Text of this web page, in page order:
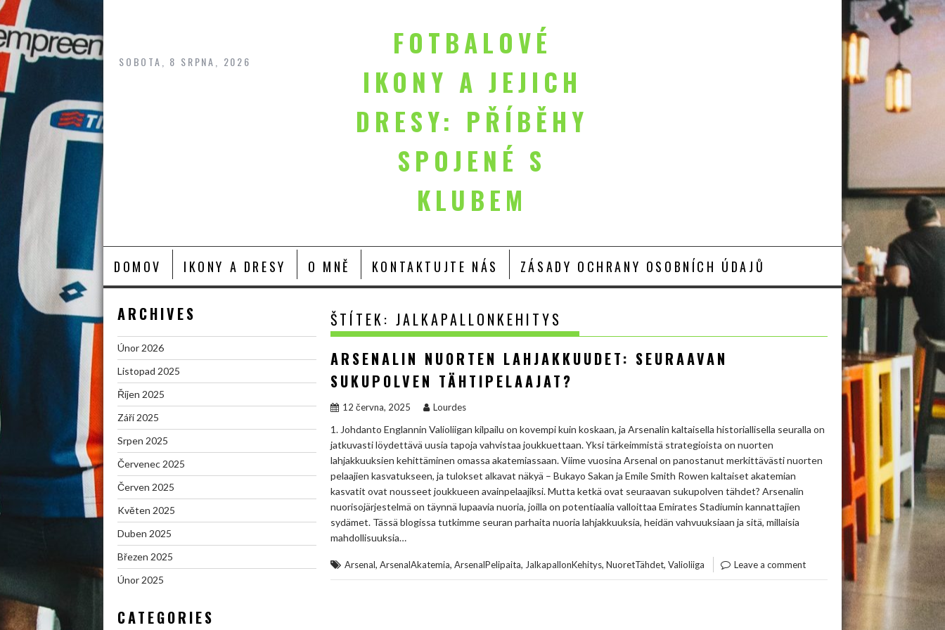
content
SOBOTA, 8 SRPNA, 2026
FOTBALOVÉ
IKONY A JEJICH
DRESY: PŘÍBĚHY
SPOJENÉ S
KLUBEM
DOMOV IKONY A DRESY O MNĚ KONTAKTUJTE NÁS ZÁSADY OCHRANY OSOBNÍCH ÚDAJŮ
ŠTÍTEK: JALKAPALLONKEHITYS
ARSENALIN NUORTEN LAHJAKKUUDET: SEURAAVAN
SUKUPOLVEN TÄHTIPELAAJAT?
12 června, 2025 Lourdes
1. Johdanto Englannin Valioliigan kilpailu on kovempi kuin koskaan, ja Arsenalin kaltaisella historiallisella seuralla on
jatkuvasti löydettävä uusia tapoja vahvistaa joukkuettaan. Yksi tärkeimmistä strategioista on nuorten
lahjakkuuksien kehittäminen omassa akatemiassaan. Viime vuosina Arsenal on panostanut merkittävästi nuorten
pelaajien kasvatukseen, ja tulokset alkavat näkyä – Bukayo Sakan ja Emile Smith Rowen kaltaiset akatemian
kasvatit ovat nousseet joukkueen avainpelaajiksi. Mutta ketkä ovat seuraavan sukupolven tähdet? Arsenalin
nuorisojärjestelmä on täynnä lupaavia nuoria, joilla on potentiaalia valloittaa Emirates Stadiumin kannattajien
sydämet. Tässä blogissa tutkimme seuran parhaita nuoria lahjakkuuksia, heidän vahvuuksiaan ja sitä, millaisia
mahdollisuuksia…
Arsenal, ArsenalAkatemia, ArsenalPelipaita, JalkapallonKehitys, NuoretTähdet, Valioliiga Leave a comment
ARCHIVES
Únor 2026
Listopad 2025
Říjen 2025
Září 2025
Srpen 2025
Červenec 2025
Červen 2025
Květen 2025
Duben 2025
Březen 2025
Únor 2025
CATEGORIES